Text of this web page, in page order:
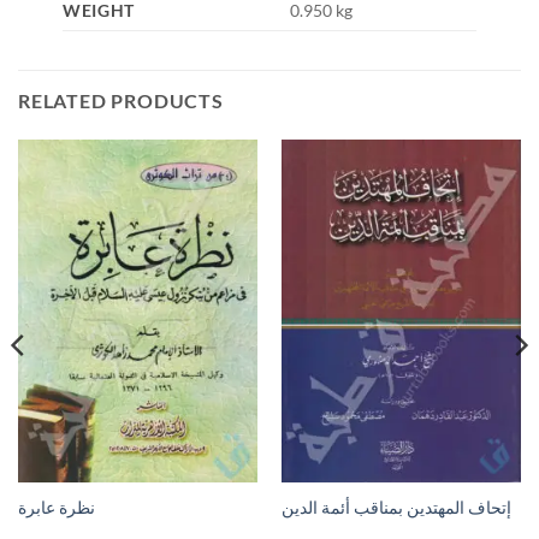
WEIGHT 0.950 kg
RELATED PRODUCTS
نظرة عابرة إتحاف المهتدين بمناقب أئمة الدين